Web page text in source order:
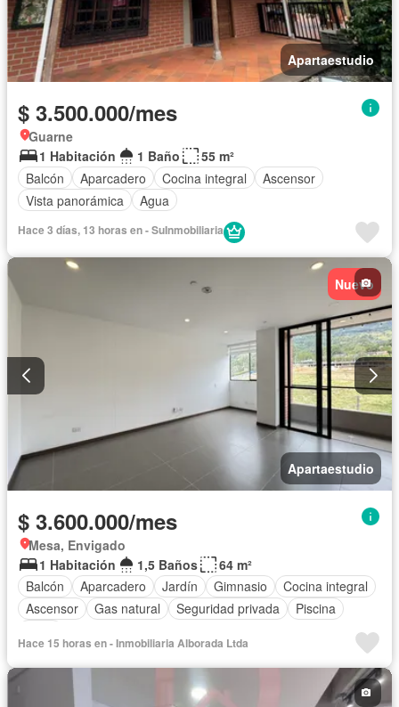
Apartaestudio
$ 3.500.000/mes
Guarne
1 Habitación
1 Baño
55 m²
Balcón
Aparcadero Cocina integral
Ascensor
Vista panorámica
Agua
Hace 3 días, 13 horas en - SuInmobiliaria
Nuevo
Apartaestudio
$ 3.600.000/mes
Mesa, Envigado
1 Habitación
1,5 Baños
64 m²
Balcón
Aparcadero Jardín Gimnasio
Cocina integral
Ascensor
Gas natural Seguridad privada
Piscina
Hace 15 horas en - Inmobiliaria Alborada Ltda